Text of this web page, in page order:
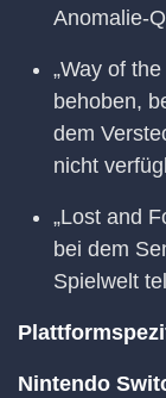
Anomalie-
„Way of
behoben,
dem
nicht
„Lost and
bei dem
Spielwelt
Nintendo